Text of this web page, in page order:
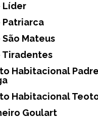
Líder
Patriarca
São Mateus
Tiradentes
Habitacional
Goulart